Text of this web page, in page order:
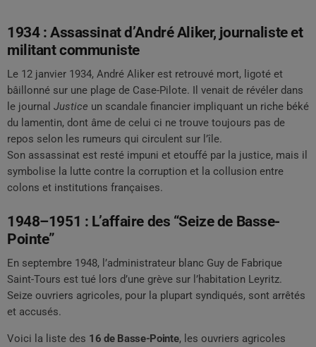
1934 : Assassinat d’André Aliker, journaliste et
militant communiste
Le 12 janvier 1934, André Aliker est retrouvé mort, ligoté et
bâillonné sur une plage de Case-Pilote. Il venait de révéler dans
le journal Justice un scandale financier impliquant un riche béké
du lamentin, dont âme de celui ci ne trouve toujours pas de
repos selon les rumeurs qui circulent sur l’île.
Son assassinat est resté impuni et etouffé par la justice, mais il
symbolise la lutte contre la corruption et la collusion entre
colons et institutions françaises.
1948–1951 : L’affaire des “Seize de Basse-
Pointe”
En septembre 1948, l’administrateur blanc Guy de Fabrique
Saint-Tours est tué lors d’une grève sur l’habitation Leyritz.
Seize ouvriers agricoles, pour la plupart syndiqués, sont arrêtés
et accusés.
Voici la liste des 16 de Basse-Pointe, les ouvriers agricoles